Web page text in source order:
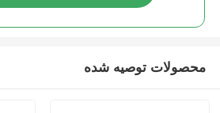
محصولات توصیه شده